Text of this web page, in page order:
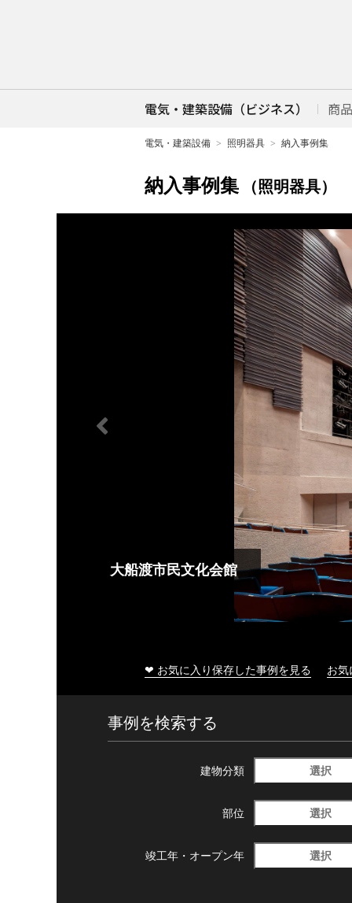
電気・建築設備（ビジネス） 商
電気・建築設備 照明器具 納入事例集
納入事例集 （照明器具）
大船渡市民文化会館
❤ お気に入り保存した事例を見る お
事例を検索する
建物分類 選択
部位 選択
竣工年・ オープン年 選択